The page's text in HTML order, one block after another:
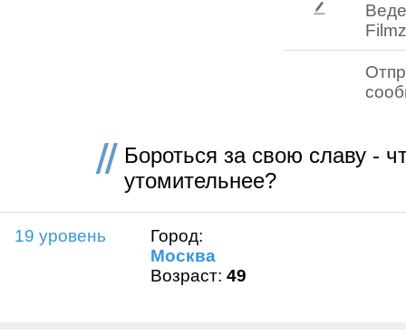
Бороться за свою славу -
утомительнее?
19 уровень
Город:
Москва
Возраст: 49